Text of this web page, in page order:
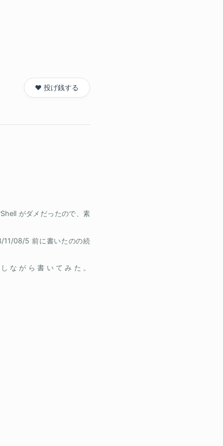
❤️ 投げ銭する
がダメだったので、素
11/08/5 前に書いたのの続
ながら書いてみた。